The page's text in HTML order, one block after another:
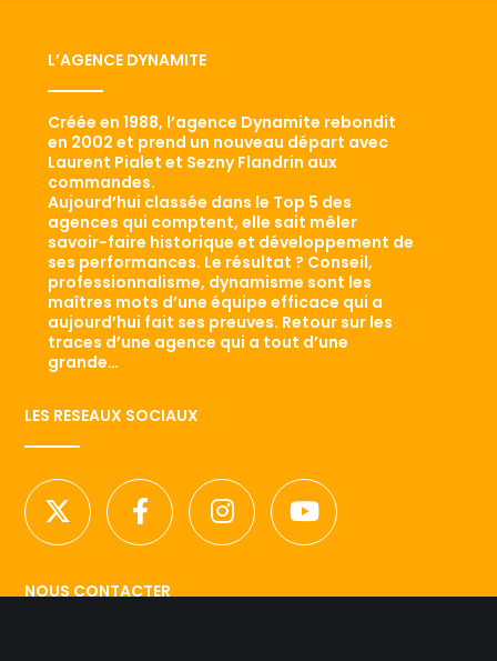
L’AGENCE DYNAMITE
Créée en 1988, l’agence Dynamite rebondit
en 2002 et prend un nouveau départ avec
Laurent Pialet et Sezny Flandrin aux
commandes.
Aujourd’hui classée dans le Top 5 des
agences qui comptent, elle sait mêler
savoir-faire historique et développement de
ses performances. Le résultat ? Conseil,
professionnalisme, dynamisme sont les
maîtres mots d’une équipe efficace qui a
aujourd’hui fait ses preuves. Retour sur les
traces d’une agence qui a tout d’une
grande…
LES RESEAUX SOCIAUX
NOUS CONTACTER